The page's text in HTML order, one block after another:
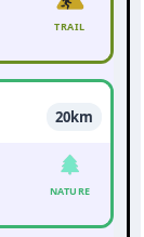
TRAIL
20km
NATURE